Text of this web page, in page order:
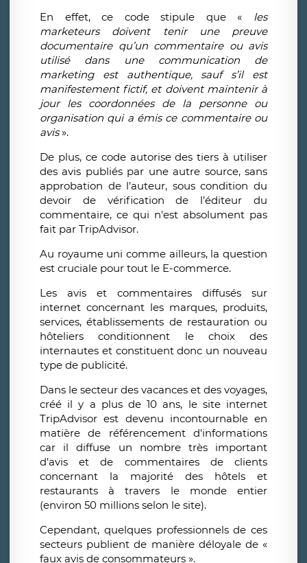
En effet, ce code stipule que « les
marketeurs doivent tenir une preuve
documentaire qu’un commentaire ou avis
utilisé dans une communication de
marketing est authentique, sauf s’il est
manifestement fictif, et doivent maintenir à
jour les coordonnées de la personne ou
organisation qui a émis ce commentaire ou
avis».
De plus, ce code autorise des tiers à utiliser
des avis publiés par une autre source, sans
approbation de l’auteur, sous condition du
devoir de vérification de l’éditeur du
commentaire, ce qui n'est absolument pas
fait par TripAdvisor.
Au royaume uni comme ailleurs, la question
est cruciale pour tout le E-commerce.
Les avis et commentaires diffusés sur
internet concernant les marques, produits,
services, établissements de restauration ou
hôteliers conditionnent le choix des
internautes et constituent donc un nouveau
type de publicité.
Dans le secteur des vacances et des voyages,
créé il y a plus de 10 ans, le site internet
TripAdvisor est devenu incontournable en
matière de référencement d'informations
car il diffuse un nombre très important
d’avis et de commentaires de clients
concernant la majorité des hôtels et
restaurants à travers le monde entier
(environ 50 millions selon le site).
Cependant, quelques professionnels de ces
secteurs publient de manière déloyale de «
faux avis de consommateurs ».